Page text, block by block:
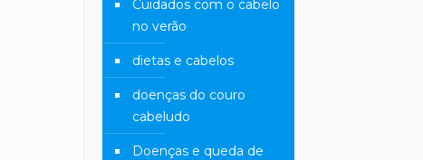
Cuidados com o cabelo
no verão
dietas e cabelos
doenças do couro
cabeludo
Doenças e queda de